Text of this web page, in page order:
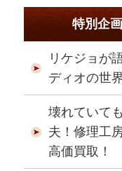
特別企画
リケジョが
ディオの世
壊れていて
夫！修理工
高価買取！